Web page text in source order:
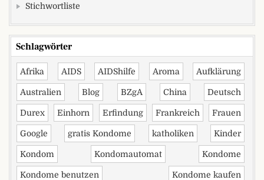
Stichwortliste
Schlagwörter
Afrika AIDS AIDShilfe Aroma Aufklärung
Australien Blog BZgA China Deutsch
Durex Einhorn Erfindung Frankreich Frauen
Google gratis Kondome katholiken Kinder
Kondom Kondomautomat Kondome
Kondome benutzen Kondome kaufen